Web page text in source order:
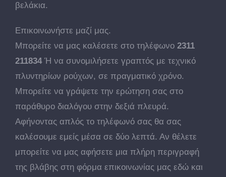
βελάκια.
Επικοινωνήστε μαζί μας.
Μπορείτε να μας καλέσετε στο τηλέφωνο 2311
211834Ή να συνομιλήσετε γραπτός με τεχνικό
πλυντηρίων ρούχων, σε πραγματικό χρόνο.
Μπορείτε να γράψετε την ερώτηση σας στο
παράθυρο διαλόγου στην δεξιά πλευρά.
Αφήνοντας απλός το τηλέφωνό σας θα σας
καλέσουμε εμείς μέσα σε δύο λεπτά. Αν θέλετε
μπορείτε να μας αφήσετε μια πλήρη περιγραφή
της βλάβης στη φόρμα επικοινωνίας μας εδώ και